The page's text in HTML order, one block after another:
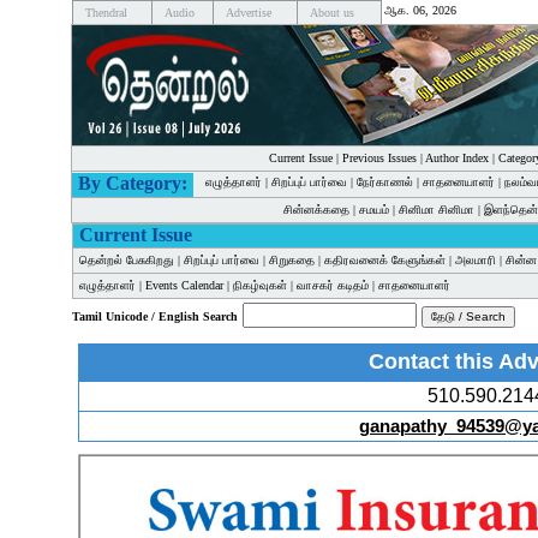
Thendral Audio Advertise About us ஆக. 06, 2026
Current Issue| Previous Issues| Author Index|
By Category: எழுத்தாளர் | சிறப்புப் பார்வை | நேர்காணல் | சாதனையாளர் |
சின்னக்கதை | சமயம் | சினிமா சினிமா |
Current Issue
தென்றல் பேசுகிறது | சிறப்புப் பார்வை | சிறுகதை | கதிரவனைக் கேளுங்கள் | அலமாரி |
எழுத்தாளர் | Events Calendar| நிகழ்வுகள் | வாசகர் கடிதம் | சாதனையாளர்
Tamil Unicode / English Search
Contact this